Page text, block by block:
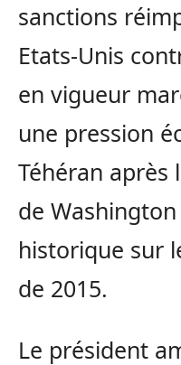
sanctions
Etats-Unis
en vigueur
une pression
Téhéran
de Washington
historique sur
de 2015.
Le président